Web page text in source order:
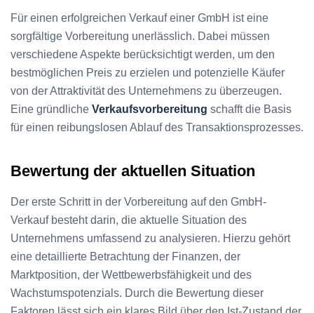
Für einen erfolgreichen Verkauf einer GmbH ist eine
sorgfältige Vorbereitung unerlässlich. Dabei müssen
verschiedene Aspekte berücksichtigt werden, um den
bestmöglichen Preis zu erzielen und potenzielle Käufer
von der Attraktivität des Unternehmens zu überzeugen.
Eine gründliche Verkaufsvorbereitung schafft die Basis
für einen reibungslosen Ablauf des Transaktionsprozesses.
Bewertung der aktuellen Situation
Der erste Schritt in der Vorbereitung auf den GmbH-
Verkauf besteht darin, die aktuelle Situation des
Unternehmens umfassend zu analysieren. Hierzu gehört
eine detaillierte Betrachtung der Finanzen, der
Marktposition, der Wettbewerbsfähigkeit und des
Wachstumspotenzials. Durch die Bewertung dieser